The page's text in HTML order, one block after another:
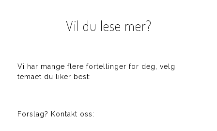
Vil du lese mer?
Vi har mange flere fortellinger for deg, velg
temaet du liker best:
Forslag? Kontakt oss: